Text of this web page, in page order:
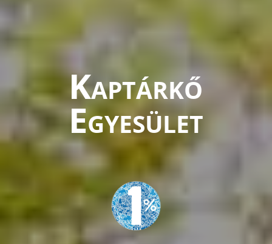
Kaptárkő
Egyesület